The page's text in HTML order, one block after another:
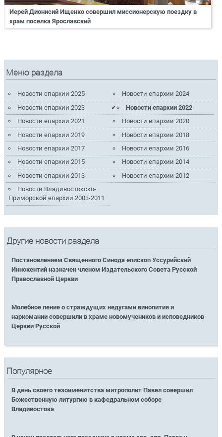
Иерей Дионисий Ищенко совершил миссионерскую поездку в
храм поселка Ярославский
Меню раздела
Новости епархии 2025
Новости епархии 2024
Новости епархии 2023
Новости епархии 2022
Новости епархии 2021
Новости епархии 2020
Новости епархии 2019
Новости епархии 2018
Новости епархии 2017
Новости епархии 2016
Новости епархии 2015
Новости епархии 2014
Новости епархии 2013
Новости епархии 2012
Новости Владивостокско-
Приморской епархии 2003-2011
Другие новости раздела
Постановлением Священного Синода епископ Уссурийский
Иннокентий назначен членом Издательского Совета Русской
Православной Церкви
Молебное пение о страждущих недугами винопития и
наркомании совершили в храме новомучеников и исповедников
Церкви Русской
Популярное
В день своего тезоименитства митрополит Павел совершил
Божественную литургию в кафедральном соборе
Владивостока